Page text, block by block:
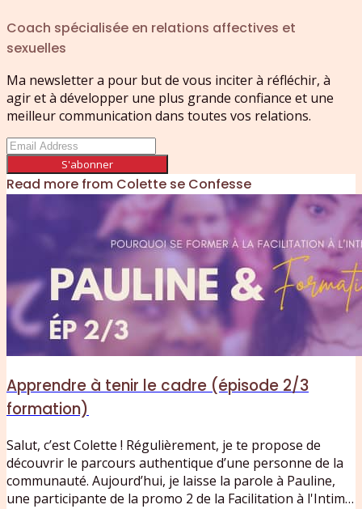
Coach spécialisée en relations affectives et
sexuelles
Ma newsletter a pour but de vous inciter à réfléchir, à
agir et à développer une plus grande confiance et une
meilleur communication dans toutes vos relations.
S'abonner
Read more from Colette se Confesse
Apprendre à tenir le cadre (épisode 2/3
formation)
Salut, c’est Colette ! Régulièrement, je te propose de
découvrir le parcours authentique d’une personne de la
communauté. Aujourd’hui, je laisse la parole à Pauline,
une participante de la promo 2 de la Facilitation à l'Intime.